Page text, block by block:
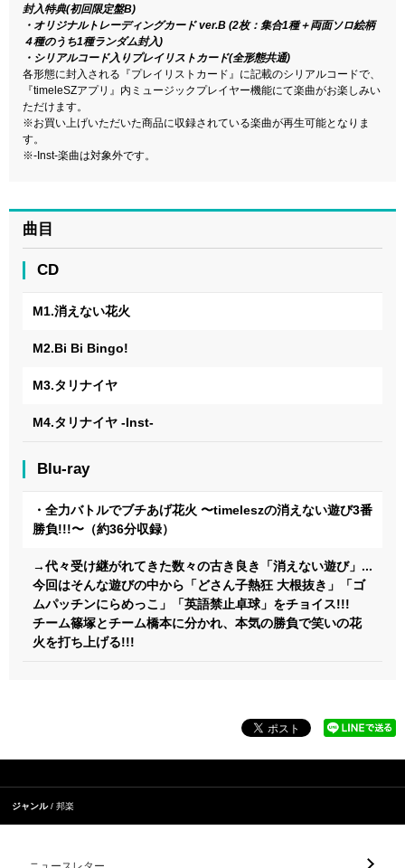
封入特典(初回限定盤B)
・オリジナルトレーディングカード ver.B (2枚：集合1種＋両面ソロ絵柄
４種のうち1種ランダム封入)
・シリアルコード入りプレイリストカード(全形態共通)
各形態に封入される『プレイリストカード』に記載のシリアルコードで、
『timeleSZアプリ』内ミュージックプレイヤー機能にて楽曲がお楽しみい
ただけます。
※お買い上げいただいた商品に収録されている楽曲が再生可能となりま
す。
※-Inst-楽曲は対象外です。
曲目
CD
M1.消えない花火
M2.Bi Bi Bingo!
M3.タリナイヤ
M4.タリナイヤ -Inst-
Blu-ray
・全力バトルでブチあげ花火 〜timeleszの消えない遊び3番
勝負!!!〜（約36分収録）
→代々受け継がれてきた数々の古き良き「消えない遊び」...
今回はそんな遊びの中から「どさん子熱狂 大根抜き」「ゴ
ムパッチンにらめっこ」「英語禁止卓球」をチョイス!!!
チーム篠塚とチーム橋本に分かれ、本気の勝負で笑いの花
火を打ち上げる!!!
ジャンル 邦楽